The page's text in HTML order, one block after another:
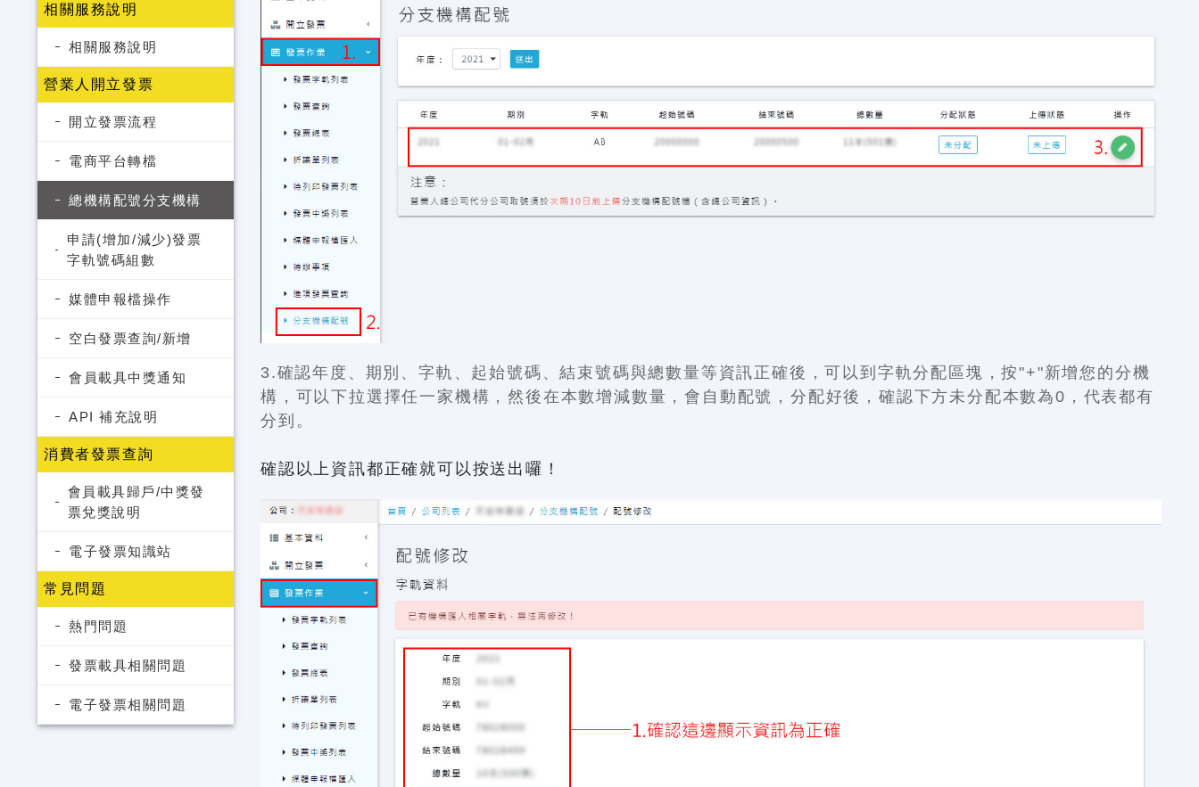
相關服務說明
相關服務說明
營業人開立發票
開立發票流程
電商平台轉檔
總機構配號分支機構
申請(增加/減少)發票
字軌號碼組數
媒體申報檔操作
空白發票查詢/新增
會員載具中獎通知
API 補充說明
消費者發票查詢
會員載具歸戶/中獎發
票兌獎說明
電子發票知識站
常見問題
熱門問題
發票載具相關問題
電子發票相關問題
3.確認年度、期別、字軌、起始號碼、結束號碼與總數量等資訊正確後，可以到字軌分配區塊，按"+"新增您的分機
構，可以下拉選擇任一家機構，然後在本數增減數量，會自動配號，分配好後，確認下方未分配本數為0，代表都有
分到。
確認以上資訊都正確就可以按送出囉！